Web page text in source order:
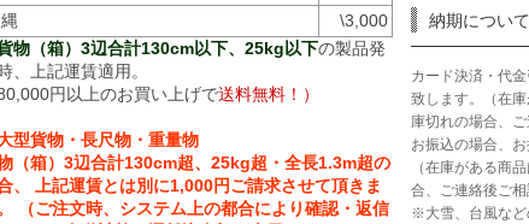
\3,000
物（箱）3辺合計130cm以下、25kg以下の製品発
、上記運賃適用。
円以上のお買い上げで送料無料！）
型貨物・長尺物・重量物
（箱）3辺合計130cm超、25kg超・全長1.3m超の
、 上記運賃とは別に1,000円ご請求させて頂きま
（ご注文時、システム上の都合により確認・返信
納期について
カード決済・代
致します。（在
庫切れの場合、
お振込の場合、
（在庫がある商
合、ご連絡後ご相
※大雪、台風など